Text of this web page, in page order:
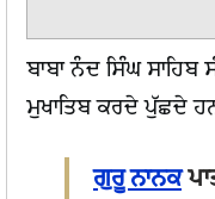
ਬਾਬਾ ਨੰਦ ਸਿੰਘ
ਮੁਖਾਤਿਬ ਕਰਦੇ ਪੁੱਛਦੇ
ਗੁਰੂ ਨਾਨਕ